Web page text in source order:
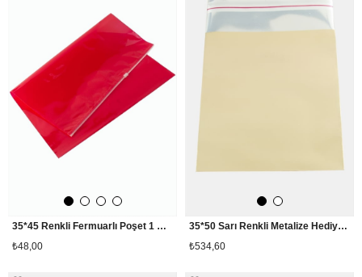
35*45 Renkli Fermuarlı Poşet 1 Adet
₺48,00
35*50 Sarı Renkli Metalize Hediyelik Poşet Paketi 100 Adet
₺534,60